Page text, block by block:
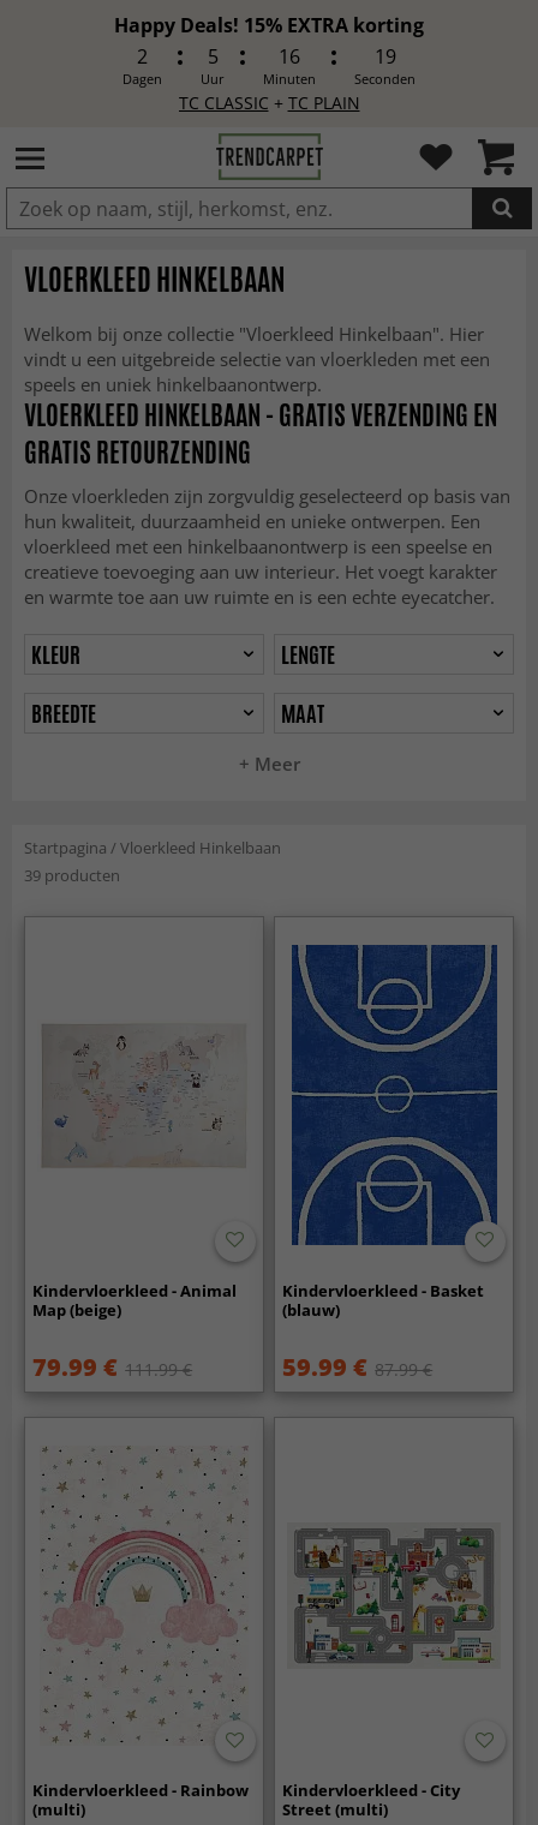
Happy Deals! 15% EXTRA korting
2
Dagen
5
Uur
16
Minuten
17
Seconden
TC CLASSIC + TC PLAIN
IN DE WINKELWAGEN GELEGD
VLOERKLEED HINKELBAAN
Welkom bij onze collectie "Vloerkleed Hinkelbaan". Hier
vindt u een uitgebreide selectie van vloerkleden met een
speels en uniek hinkelbaanontwerp.
VLOERKLEED HINKELBAAN - GRATIS VERZENDING EN
GRATIS RETOURZENDING
Onze vloerkleden zijn zorgvuldig geselecteerd op basis van
hun kwaliteit, duurzaamheid en unieke ontwerpen. Een
vloerkleed met een hinkelbaanontwerp is een speelse en
creatieve toevoeging aan uw interieur. Het voegt karakter
en warmte toe aan uw ruimte en is een echte eyecatcher.
+ Meer
KLEUR
LENGTE
BREEDTE
MAAT
Startpagina /Vloerkleed Hinkelbaan
39 producten
Kindervloerkleed - Animal
Map (beige)
79.99 € 111.99 €
Kindervloerkleed - Basket
(blauw)
59.99 € 87.99 €
Kindervloerkleed - Rainbow
(multi)
Kindervloerkleed - City
Street (multi)